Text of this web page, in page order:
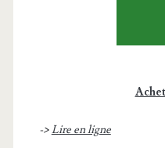
->Lire en ligne